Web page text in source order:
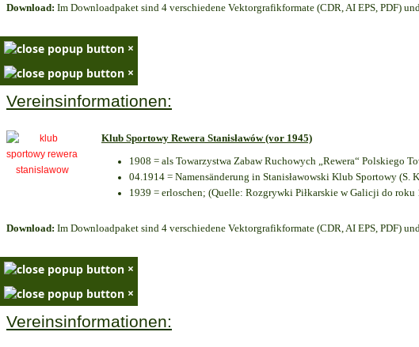
Download: Im Downloadpaket sind 4 verschiedene Vektorgrafikformate (CDR, AI EPS, PDF)
×
×
Vereinsinformationen:
Klub Sportowy Rewera Stanisławów (vor 1945)
1908 = als Towarzystwa Zabaw Ruchowych „Rewera“ Polskiego
04.1914 = Namensänderung in Stanisławowski Klub Sportowy (S.
1939 = erloschen; (Quelle: Rozgrywki Piłkarskie w Galicji do
Download: Im Downloadpaket sind 4 verschiedene Vektorgrafikformate (CDR, AI EPS, PDF)
×
×
Vereinsinformationen: